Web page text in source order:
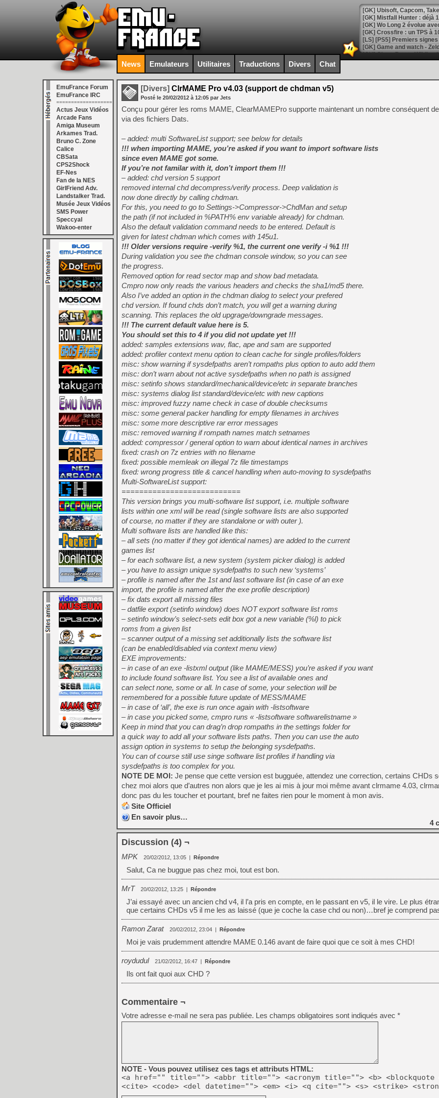
[GK] Mistfall Hunter : déjà
[GK] Wo Long 2 évolue
[GK] Crossfire : un TPS à
[LS] [PS5] Premiers
[Mo5] DOOM arrive en
[GK] Bethesda fête les 30
[GK] Roblox : l'action en
[GK] Agenda - GeForce
[LS] [PS5] ps5-y2jb-
[GK] Pourquoi Marvel
[GK] Test : Restory : Chill
[GK] GTA 6 : Rockstar
[GK] Hot Wheels Infinite
[GK] Mémoire cash -
[GK] Résultats Nintendo :
[GK] Déjà des
[Mo5] Brickboy cherche à
[GK] Minecraft et ses «
[GK] Beast of
[GK] Mémoire cash -
[GK] Dan Houser (GTA)
[GK] Comment EA Sports
[GK] Crimson Moon : un
[GK] Isle of Reveries : le
[GK] Moonlighter 2 : The
[GK] Capcom relance
[Mo5] Deux inédits du
[GK] Le beat'em up The
News Emulateurs Utilitaires Traductions Divers Chat
EmuFrance Forum
EmuFrance IRC
===================
Actus Jeux Vidéos
Arcade Fans
Amiga Museum
Arkames Trad.
Bruno C. Zone
Calice
CBSata
CPS2Shock
EF-Nes
Fan de la NES
GirlFriend Adv.
Landstalker Trad.
Musée Jeux Vidéos
SMS Power
Speccyal
Wakoo-enter
[Divers] ClrMAME Pro v4.03 (support de chdman v5)
Posté le 20/02/2012 à 12:05 par Jets
Conçu pour gérer les roms MAME, ClearMAMEPro supporte maintenant un nombre conséquent
via des fichiers Dats.
– added: multi SoftwareList support; see below for details
!!! when importing MAME, you’re asked if you want to import software lists
since even MAME got some.
If you’re not familar with it, don’t import them !!!
– added: chd version 5 support
removed internal chd decompress/verify process. Deep validation is
now done directly by calling chdman.
For this, you need to go to Settings->Compressor->ChdMan and setup
the path (if not included in %PATH% env variable already) for chdman.
Also the default validation command needs to be entered. Default is
given for latest chdman which comes with 145u1.
!!! Older versions require -verify %1, the current one verify -i %1 !!!
During validation you see the chdman console window, so you can see
the progress.
Removed option for read sector map and show bad metadata.
Cmpro now only reads the various headers and checks the sha1/md5 there.
Also I’ve added an option in the chdman dialog to select your prefered
chd version. If found chds don’t match, you will get a warning during
scanning. This replaces the old upgrage/downgrade messages.
!!! The current default value here is 5.
You should set this to 4 if you did not update yet !!!
added: samples extensions wav, flac, ape and sam are supported
added: profiler context menu option to clean cache for single profiles/folders
misc: show warning if sysdefpaths aren’t rompaths plus option to auto add them
misc: don’t warn about not active sysdefpaths when no path is assigned
misc: setinfo shows standard/mechanical/device/etc in separate branches
misc: systems dialog list standard/device/etc with new captions
misc: improved fuzzy name check in case of double checksums
misc: some general packer handling for empty filenames in archives
misc: some more descriptive rar error messages
misc: removed warning if rompath names match setnames
added: compressor / general option to warn about identical names in archives
fixed: crash on 7z entries with no filename
fixed: possible memleak on illegal 7z file timestamps
fixed: wrong progress title & cancel handling when auto-moving to sysdefpaths
Multi-SoftwareList support:
===========================
This version brings you multi-software list support, i.e. multiple software
lists within one xml will be read (single software lists are also supported
of course, no matter if they are standalone or with outer ).
Multi software lists are handled like this:
– all sets (no matter if they got identical names) are added to the current
games list
– for each software list, a new system (system picker dialog) is added
– you have to assign unique sysdefpaths to such new ‘systems’
– profile is named after the 1st and last software list (in case of an exe
import, the profile is named after the exe profile description)
– fix dats export all missing files
– datfile export (setinfo window) does NOT export software list roms
– setinfo window’s select-sets edit box got a new variable (%l) to pick
roms from a given list
– scanner output of a missing set additionally lists the software list
(can be enabled/disabled via context menu view)
EXE improvements:
– in case of an exe -listxml output (like MAME/MESS) you’re asked if you want
to include found software list. You see a list of available ones and
can select none, some or all. In case of some, your selection will be
remembered for a possible future update of MESS/MAME
– in case of ‘all’, the exe is run once again with -listsoftware
– in case you picked some, cmpro runs « -listsoftware softwarelistname »
Keep in mind that you can drag’n drop rompaths in the settings folder for
a quick way to add all your software lists paths. Then you can use the auto
assign option in systems to setup the belonging sysdefpaths.
You can of course still use singe software list profiles if handling via
sysdefpaths is too complex for you.
NOTE DE MOI: Je pense que cette version est bugguée, attendez une correction, certains CHDs
chez moi alors que d’autres non alors que je les ai mis à jour moi même avant clrmame 4.03,
donc pas du les toucher et pourtant, bref ne faites rien pour le moment à mon avis.
Site Officiel
En savoir plus…
4
Discussion (4) ¬
MPK 20/02/2012, 13:05 | Répondre
Salut, Ca ne buggue pas chez moi, tout est bon.
MrT 20/02/2012, 13:25 | Répondre
J’ai essayé avec un ancien chd v4, il l’a pris en compte, en le passant en v5, il le vire. Le plus
que certains CHDs v5 il me les as laissé (que je coche la case chd ou non)…bref je comprend
Ramon Zarat 20/02/2012, 23:04 | Répondre
Moi je vais prudemment attendre MAME 0.146 avant de faire quoi que ce soit à mes CHD!
roydudul 21/02/2012, 16:47 | Répondre
Ils ont fait quoi aux CHD ?
Commentaire ¬
Votre adresse e-mail ne sera pas publiée. Les champs obligatoires sont indiqués avec *
NOTE - Vous pouvez utilisez ces tags et attributs HTML:
<a href="" title=""> <abbr title=""> <acronym title=""> <b> <blockquote
<cite> <code> <del datetime=""> <em> <i> <q cite=""> <s> <strike>